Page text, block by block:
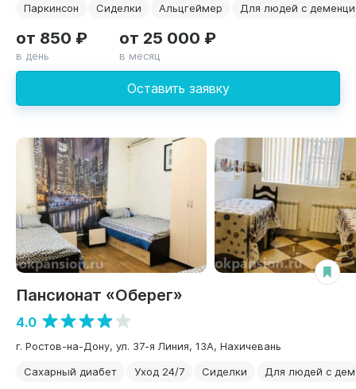
Паркинсон
Сиделки Альцгеймер Для людей с
Оставить заявку
от 850 ₽
в день
от 25 000 ₽
в месяц
Пансионат «Оберег»
4.0
г. Ростов-на-Дону, ул. 37-я Линия, 13А, Нахичевань
Сахарный диабет
Уход 24/7 Сиделки Для людей с